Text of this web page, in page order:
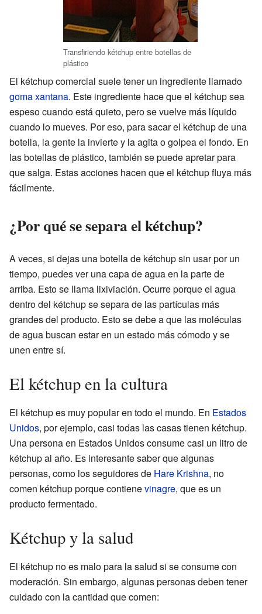
Transfiriendo kétchup entre botellas de
plástico
El kétchup comercial suele tener un ingrediente llamado
goma xantana. Este ingrediente hace que el kétchup sea
espeso cuando está quieto, pero se vuelve más líquido
cuando lo mueves. Por eso, para sacar el kétchup de una
botella, la gente la invierte y la agita o golpea el fondo. En
las botellas de plástico, también se puede apretar para
que salga. Estas acciones hacen que el kétchup fluya más
fácilmente.
¿Por qué se separa el kétchup?
A veces, si dejas una botella de kétchup sin usar por un
tiempo, puedes ver una capa de agua en la parte de
arriba. Esto se llama lixiviación. Ocurre porque el agua
dentro del kétchup se separa de las partículas más
grandes del producto. Esto se debe a que las moléculas
de agua buscan estar en un estado más cómodo y se
unen entre sí.
El kétchup en la cultura
El kétchup es muy popular en todo el mundo. En Estados
Unidos, por ejemplo, casi todas las casas tienen kétchup.
Una persona en Estados Unidos consume casi un litro de
kétchup al año. Es interesante saber que algunas
personas, como los seguidores de Hare Krishna, no
comen kétchup porque contienevinagre, que es un
producto fermentado.
Kétchup y la salud
El kétchup no es malo para la salud si se consume con
moderación. Sin embargo, algunas personas deben tener
cuidado con la cantidad que comen: